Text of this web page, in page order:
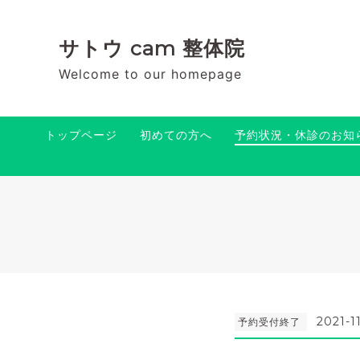
サトウ cam 整体院
Welcome to our homepage
トップページ 初めての方へ 予約状況・休診のお知
予約受付終了 2021-